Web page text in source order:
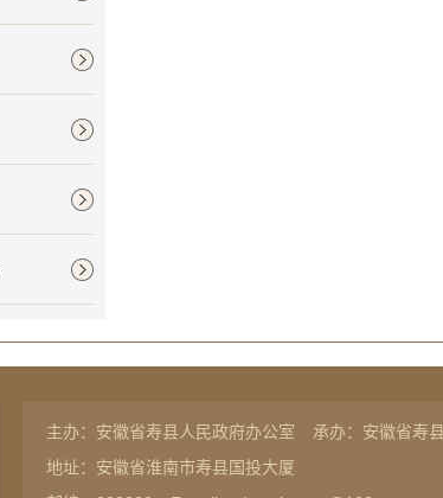
主办：安徽省寿县人民政府办公室 承办：安徽省寿
地址：安徽省淮南市寿县国投大厦